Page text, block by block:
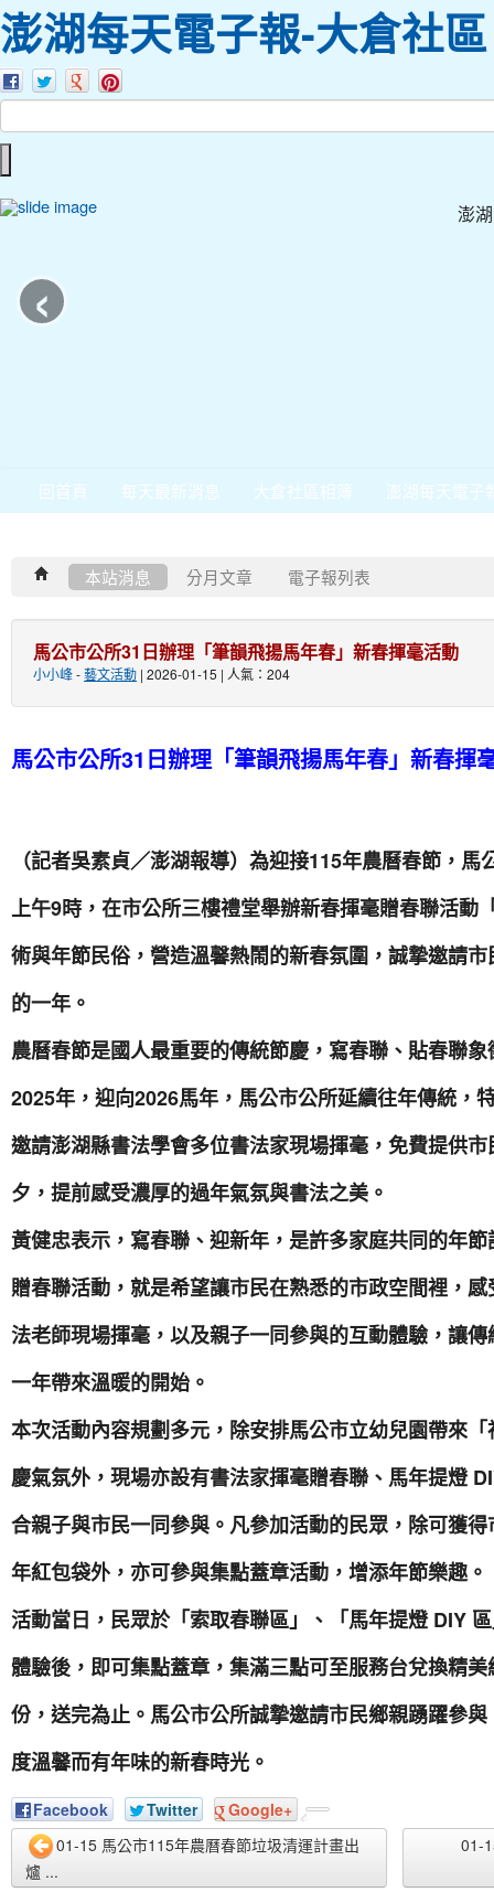
澎湖每天電子報-大倉社區
澎
‹
回首頁 每天最新消息 大倉社區相簿 澎湖每天電子
本站消息 分月文章 電子報列表
馬公市公所31日辦理「筆韻飛揚馬年春」新春揮毫活動
小小峰-藝文活動 | 2026-01-15 | 人氣：204
馬公市公所31日辦理「筆韻飛揚馬年春」新春揮
（記者吳素貞／澎湖報導）為迎接115年農曆春節，
上午9時，在市公所三樓禮堂舉辦新春揮毫贈春聯活動
術與年節民俗，營造溫馨熱鬧的新春氛圍，誠摯邀請
的一年。
農曆春節是國人最重要的傳統節慶，寫春聯、貼春聯
2025年，迎向2026馬年，馬公市公所延續往年傳統，
邀請澎湖縣書法學會多位書法家現場揮毫，免費提供
夕，提前感受濃厚的過年氣氛與書法之美。
黃健忠表示，寫春聯、迎新年，是許多家庭共同的年
贈春聯活動，就是希望讓市民在熟悉的市政空間裡，
法老師現場揮毫，以及親子一同參與的互動體驗，讓
一年帶來溫暖的開始。
本次活動內容規劃多元，除安排馬公市立幼兒園帶來
慶氣氛外，現場亦設有書法家揮毫贈春聯、馬年提燈
合親子與市民一同參與。凡參加活動的民眾，除可獲
年紅包袋外，亦可參與集點蓋章活動，增添年節樂趣。
活動當日，民眾於「索取春聯區」、「馬年提燈 DIY
體驗後，即可集點蓋章，集滿三點可至服務台兌換精
份，送完為止。馬公市公所誠摯邀請市民鄉親踴躍參
度溫馨而有年味的新春時光。
Facebook Twitter
Google+
01-15 馬公市115年農曆春節垃圾清運計畫出
爐 ...
01-